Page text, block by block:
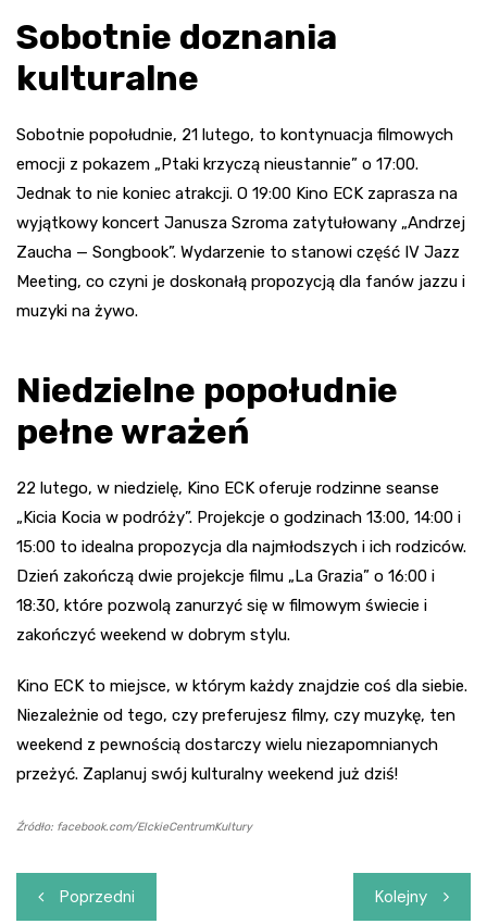
Sobotnie doznania
kulturalne
Sobotnie popołudnie, 21 lutego, to kontynuacja filmowych
emocji z pokazem „Ptaki krzyczą nieustannie” o 17:00.
Jednak to nie koniec atrakcji. O 19:00 Kino ECK zaprasza na
wyjątkowy koncert Janusza Szroma zatytułowany „Andrzej
Zaucha — Songbook”. Wydarzenie to stanowi część IV Jazz
Meeting, co czyni je doskonałą propozycją dla fanów jazzu i
muzyki na żywo.
Niedzielne popołudnie
pełne wrażeń
22 lutego, w niedzielę, Kino ECK oferuje rodzinne seanse
„Kicia Kocia w podróży”. Projekcje o godzinach 13:00, 14:00 i
15:00 to idealna propozycja dla najmłodszych i ich rodziców.
Dzień zakończą dwie projekcje filmu „La Grazia” o 16:00 i
18:30, które pozwolą zanurzyć się w filmowym świecie i
zakończyć weekend w dobrym stylu.
Kino ECK to miejsce, w którym każdy znajdzie coś dla siebie.
Niezależnie od tego, czy preferujesz filmy, czy muzykę, ten
weekend z pewnością dostarczy wielu niezapomnianych
przeżyć. Zaplanuj swój kulturalny weekend już dziś!
Źródło: facebook.com/ElckieCentrumKultury
Nawigacja
Poprzedni Kolejny